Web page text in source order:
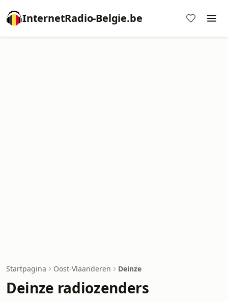
InternetRadio-Belgie.be
Startpagina Oost-Vlaanderen Deinze
Deinze radiozenders